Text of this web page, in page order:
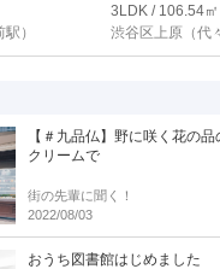
）
3LDK / 106.54㎡
渋谷区上原 （代
【＃九品仏】野に咲く花の
クリームで
街の先輩に聞く！
2022/08/03
おうち図書館はじめました